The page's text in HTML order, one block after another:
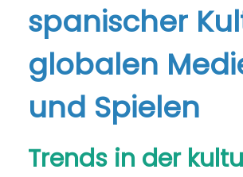
spanischer
globalen
und Spielen
Trends in der